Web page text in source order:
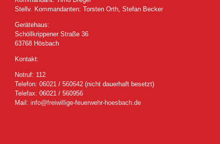
Stellv. Kommandanten: Torsten Orth, Stefan Becker
Gerätehaus:
Schöllkrippener Straße 36
63768 Hösbach
Kontakt:
Notruf: 112
Telefon: 06021 / 560642 (nicht dauerhaft besetzt)
Telefax: 06021 / 560956
Mail: info@freiwillige-feuerwehr-hoesbach.de